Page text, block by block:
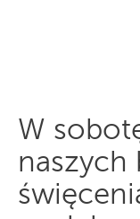
W
naszych